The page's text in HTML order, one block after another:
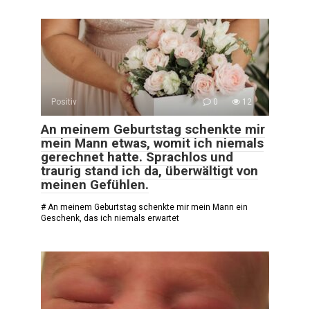
Positiv 0 12
An meinem Geburtstag schenkte mir
mein Mann etwas, womit ich niemals
gerechnet hatte. Sprachlos und
traurig stand ich da, überwältigt von
meinen Gefühlen.
# An meinem Geburtstag schenkte mir mein Mann ein
Geschenk, das ich niemals erwartet